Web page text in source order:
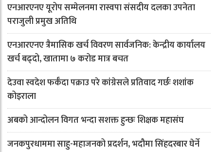
एनआरएनए यूरोप सम्मेलनमा रास्वपा संसदीय दलका उपनेता
पराजुली प्रमुख अतिथि
एनआरएनए त्रैमासिक खर्च विवरण सार्वजनिक: केन्द्रीय कार्यालय
खर्च बढ्दो, खातामा ७ करोड मात्र बचत
देउवा स्वदेश फर्कँदा पक्राउ परे कांग्रेसले प्रतिवाद गर्छः शशांक
कोइराला
अबको आन्दोलन विगत भन्दा सशक्त हुन्छः शिक्षक महासंघ
जनकपुरधाममा साहु-महाजनको प्रदर्शन, भदौमा सिंहदरबार घेर्ने